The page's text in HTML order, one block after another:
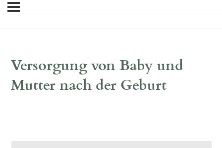
Versorgung von Baby und
Mutter nach der Geburt